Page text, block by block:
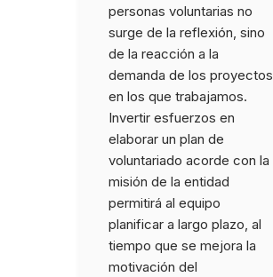
personas voluntarias no
surge de la reflexión, sino
de la reacción a la
demanda de los proyectos
en los que trabajamos.
Invertir esfuerzos en
elaborar un plan de
voluntariado acorde con la
misión de la entidad
permitirá al equipo
planificar a largo plazo, al
tiempo que se mejora la
motivación del
Treballa amb nosaltres